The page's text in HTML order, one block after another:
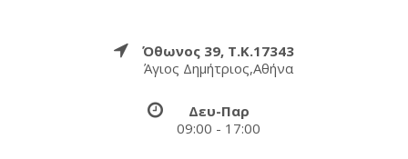
Όθωνος 39, Τ.Κ.17343
Άγιος Δημήτριος,Αθήνα
Δευ-Παρ
09:00 - 17:00